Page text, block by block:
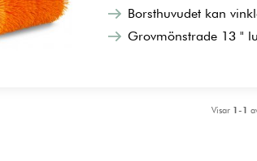
Borsthuvudet kan
Grovmönstrade 13 "
Visar 1-1